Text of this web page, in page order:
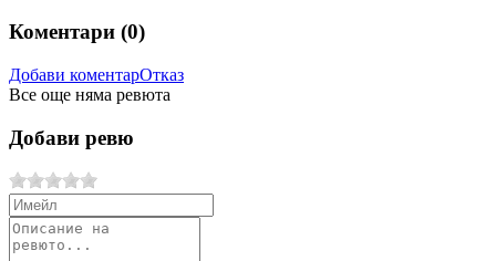
Коментари (0)
Добави коментарОтказ
Все още няма ревюта
Добави ревю